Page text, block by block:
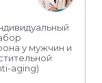
у мужчин и
aging)